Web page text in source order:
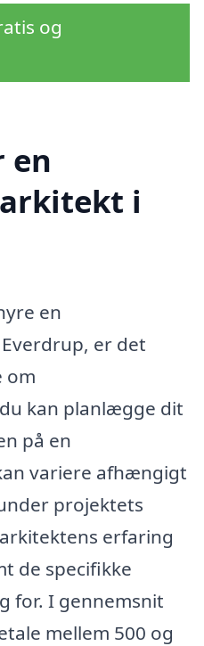
og
en
i
en
er det
om
kan planlægge dit
på en
variere afhængigt
projektets
erfaring
de specifikke
for. I gennemsnit
mellem 500 og